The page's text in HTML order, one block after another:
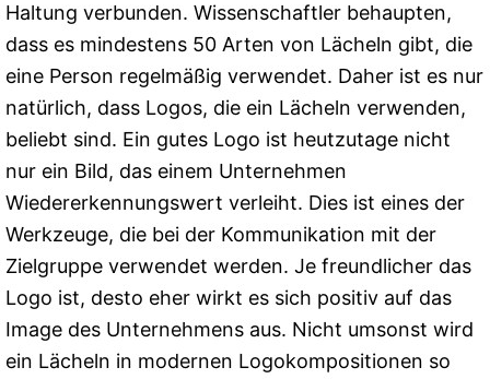
Haltung verbunden. Wissenschaftler behaupten,
dass es mindestens 50 Arten von Lächeln gibt, die
eine Person regelmäßig verwendet. Daher ist es nur
natürlich, dass Logos, die ein Lächeln verwenden,
beliebt sind. Ein gutes Logo ist heutzutage nicht
nur ein Bild, das einem Unternehmen
Wiedererkennungswert verleiht. Dies ist eines der
Werkzeuge, die bei der Kommunikation mit der
Zielgruppe verwendet werden. Je freundlicher das
Logo ist, desto eher wirkt es sich positiv auf das
Image des Unternehmens aus. Nicht umsonst wird
ein Lächeln in modernen Logokompositionen so